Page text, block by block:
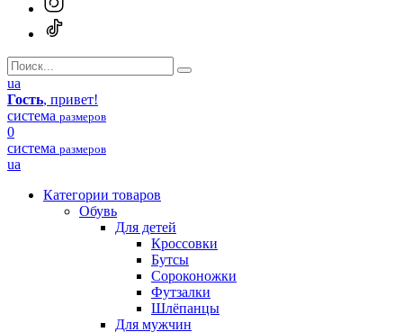
ua
Гость, привет!
система размеров
0
система размеров
ua
Категории товаров
Обувь
Для детей
Кроссовки
Бутсы
Сороконожки
Футзалки
Шлёпанцы
Для мужчин